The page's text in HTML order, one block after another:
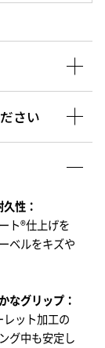
さい
性：​
ト®仕上げを
ベルをキズや
なグリップ：​
レット加工の
グ中も安定し